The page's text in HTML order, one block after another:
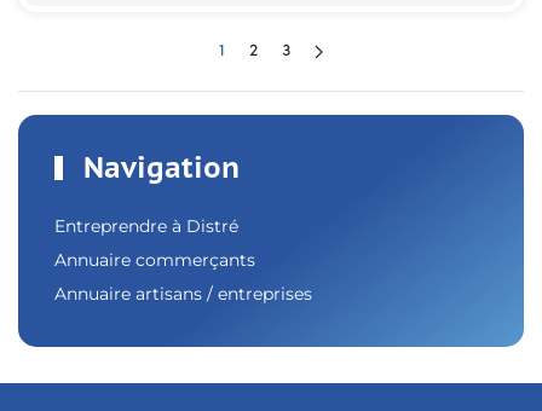
1 2 3
Navigation
Entreprendre à Distré
Annuaire commerçants
Annuaire artisans / entreprises